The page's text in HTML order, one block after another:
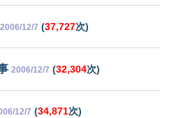
2006/12/7 (37,727次)
2006/12/7 (32,304次)
12/7 (34,871次)